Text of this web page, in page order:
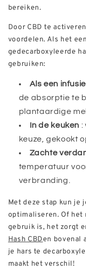
bereiken.
Door CBD te
voordelen. Als het
gedecarboxyleerde
gebruiken:
Als een infusie
de absorptie te
plantaardige
In de keuken :
keuze, gekookt
Zachte
temperatuur
verbranding.
Met deze stap kun je
optimaliseren. Of
gebruik is, het zorgt
Hash CBDen bovenal
je hars te
maakt het verschil!